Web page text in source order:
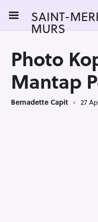
i
SAINT-
MURS
Photo
Mantap
Bernadette Capit 27